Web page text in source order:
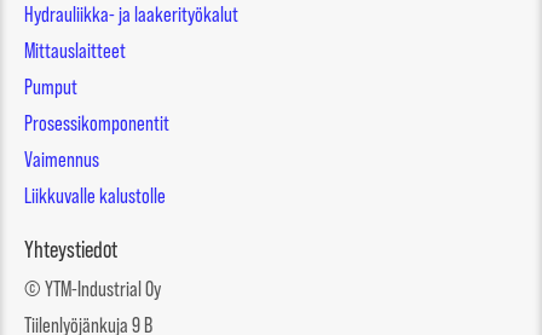
Hydrauliikka- ja laakerityökalut
Mittauslaitteet
Pumput
Prosessikomponentit
Vaimennus
Liikkuvalle kalustolle
Yhteystiedot
© YTM-Industrial Oy
Tiilenlyöjänkuja 9 B